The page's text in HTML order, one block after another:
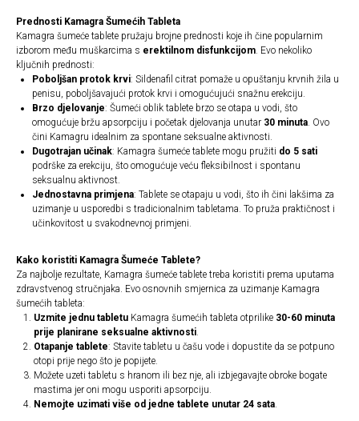
Prednosti Kamagra Šumećih Tableta
Kamagra šumeće tablete pružaju brojne prednosti koje ih čine popularnim
izborom među muškarcima s erektilnom disfunkcijom. Evo nekoliko
ključnih prednosti:
Poboljšan protok krvi: Sildenafil citrat pomaže u opuštanju krvnih žila u
penisu, poboljšavajući protok krvi i omogućujući snažnu erekciju.
Brzo djelovanje: Šumeći oblik tablete brzo se otapa u vodi, što
omogućuje bržu apsorpciju i početak djelovanja unutar 30 minuta. Ovo
čini Kamagru idealnim za spontane seksualne aktivnosti.
Dugotrajan učinak: Kamagra šumeće tablete mogu pružiti do 5 sati
podrške za erekciju, što omogućuje veću fleksibilnost i spontanu
seksualnu aktivnost.
Jednostavna primjena: Tablete se otapaju u vodi, što ih čini lakšima za
uzimanje u usporedbi s tradicionalnim tabletama. To pruža praktičnost i
učinkovitost u svakodnevnoj primjeni.
Kako koristiti Kamagra Šumeće Tablete?
Za najbolje rezultate, Kamagra šumeće tablete treba koristiti prema uputama
zdravstvenog stručnjaka. Evo osnovnih smjernica za uzimanje Kamagra
šumećih tableta:
Uzmite jednu tabletu Kamagra šumećih tableta otprilike 30-60 minuta
prije planirane seksualne aktivnosti.
Otapanje tablete: Stavite tabletu u čašu vode i dopustite da se potpuno
otopi prije nego što je popijete.
Možete uzeti tabletu s hranom ili bez nje, ali izbjegavajte obroke bogate
mastima jer oni mogu usporiti apsorpciju.
Nemojte uzimati više od jedne tablete unutar 24 sata.